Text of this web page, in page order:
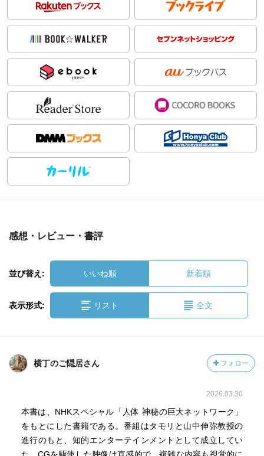
感想・レビュー・書評
並び替え: いいね順 新着順
表示形式: リスト 全文
横丁のご隠居さん フォロー
2026.03.30
本書は、NHKスペシャル「人体 神秘の巨大ネットワーク」
をもとにした書籍である。番組はタモリと山中伸弥教授の
進行のもと、知的エンターテインメントとして成立してい